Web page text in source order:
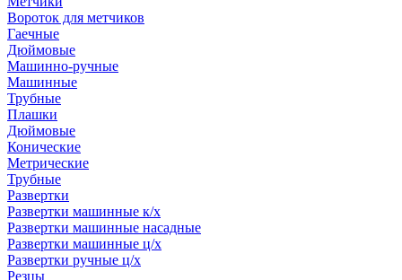
Вороток для метчиков
Гаечные
Дюймовые
Машинно-ручные
Машинные
Трубные
Плашки
Дюймовые
Конические
Метрические
Трубные
Развертки
Развертки машинные к/х
Развертки машинные насадные
Развертки машинные ц/х
Развертки ручные ц/х
Резцы